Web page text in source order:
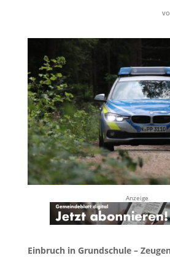
Anzeige
Einbruch in Grundschule –